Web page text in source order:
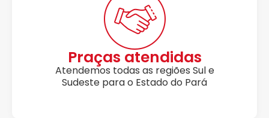
Praças atendidas
Atendemos todas as regiões Sul e
Sudeste para o Estado do Pará